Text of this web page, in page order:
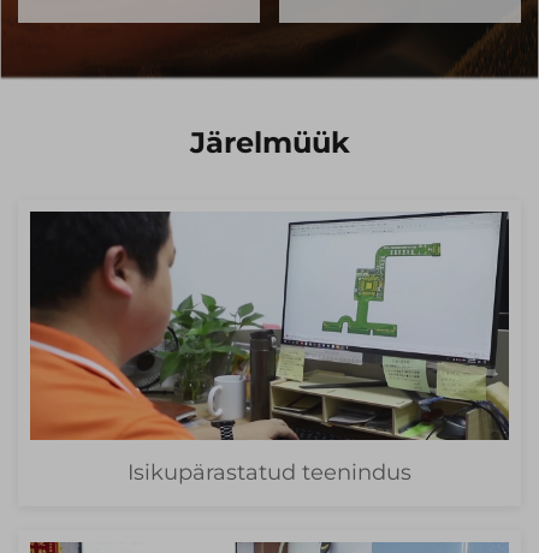
Järelmüük
Isikupärastatud teenindus